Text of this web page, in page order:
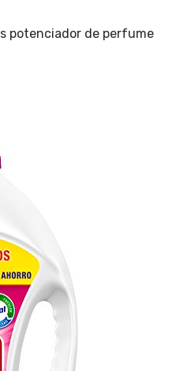
potenciador de perfume